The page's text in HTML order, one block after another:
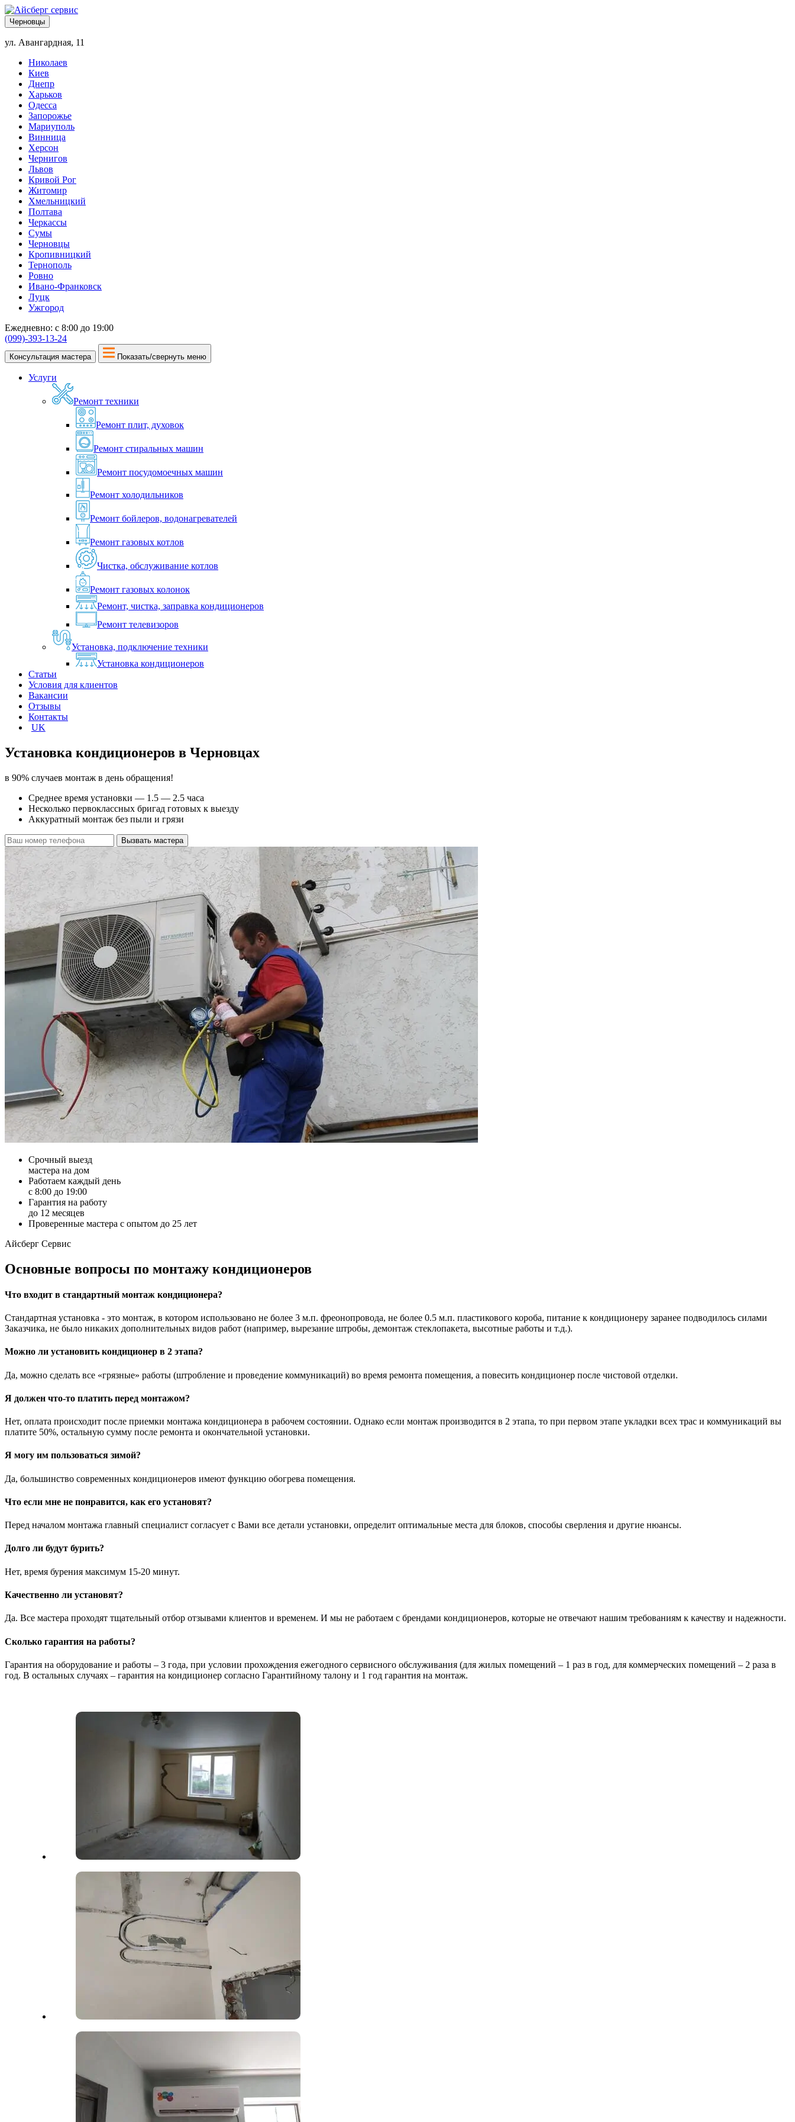
Черновцы
ул. Авангардная, 11
Николаев
Киев
Днепр
Харьков
Одесса
Запорожье
Мариуполь
Винница
Херсон
Чернигов
Львов
Кривой Рог
Житомир
Хмельницкий
Полтава
Черкассы
Сумы
Черновцы
Кропивницкий
Тернополь
Ровно
Ивано-Франковск
Луцк
Ужгород
Ежедневно: с 8:00 до 19:00
(099)-393-13-24
Консультация мастера Показать/свернуть меню
Услуги
Ремонт техники
Ремонт плит, духовок
Ремонт стиральных машин
Ремонт посудомоечных машин
Ремонт холодильников
Ремонт бойлеров, водонагревателей
Ремонт газовых котлов
Чистка, обслуживание котлов
Ремонт газовых колонок
Ремонт, чистка, заправка кондиционеров
Ремонт телевизоров
Установка, подключение техники
Установка кондиционеров
Статьи
Условия для клиентов
Вакансии
Отзывы
Контакты
UK
Установка кондиционеров в Черновцах
в 90% случаев монтаж в день обращения!
Среднее время установки — 1.5 — 2.5 часа
Несколько первоклассных бригад готовых к выезду
Аккуратный монтаж без пыли и грязи
Вызвать мастера
Срочный выезд
мастера на дом
Работаем каждый день
с 8:00 до 19:00
Гарантия на работу
до 12 месяцев
Проверенные мастера с опытом до 25 лет
Айсберг Сервис
Основные вопросы по монтажу кондиционеров
Что входит в стандартный монтаж кондиционера?
Стандартная установка - это монтаж, в котором использовано не более 3 м.п. фреонопровода, не более 0.5 м.п. пластикового короба, питание к кондиционеру заранее подводилось силами
Заказчика, не было никаких дополнительных видов работ (например, вырезание штробы, демонтаж стеклопакета, высотные работы и т.д.).
Можно ли установить кондиционер в 2 этапа?
Да, можно сделать все «грязные» работы (штробление и проведение коммуникаций) во время ремонта помещения, а повесить кондиционер после чистовой отделки.
Я должен что-то платить перед монтажом?
Нет, оплата происходит после приемки монтажа кондиционера в рабочем состоянии. Однако если монтаж производится в 2 этапа, то при первом этапе укладки всех трас и коммуникаций вы
платите 50%, остальную сумму после ремонта и окончательной установки.
Я могу им пользоваться зимой?
Да, большинство современных кондиционеров имеют функцию обогрева помещения.
Что если мне не понравится, как его установят?
Перед началом монтажа главный специалист согласует с Вами все детали установки, определит оптимальные места для блоков, способы сверления и другие нюансы.
Долго ли будут бурить?
Нет, время бурения максимум 15-20 минут.
Качественно ли установят?
Да. Все мастера проходят тщательный отбор отзывами клиентов и временем. И мы не работаем с брендами кондиционеров, которые не отвечают нашим требованиям к качеству и надежности.
Сколько гарантия на работы?
Гарантия на оборудование и работы – 3 года, при условии прохождения ежегодного сервисного обслуживания (для жилых помещений – 1 раз в год, для коммерческих помещений – 2 раза в
год. В остальных случаях – гарантия на кондиционер согласно Гарантийному талону и 1 год гарантия на монтаж.